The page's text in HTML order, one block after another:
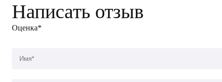
Написать отзыв
Оценка*